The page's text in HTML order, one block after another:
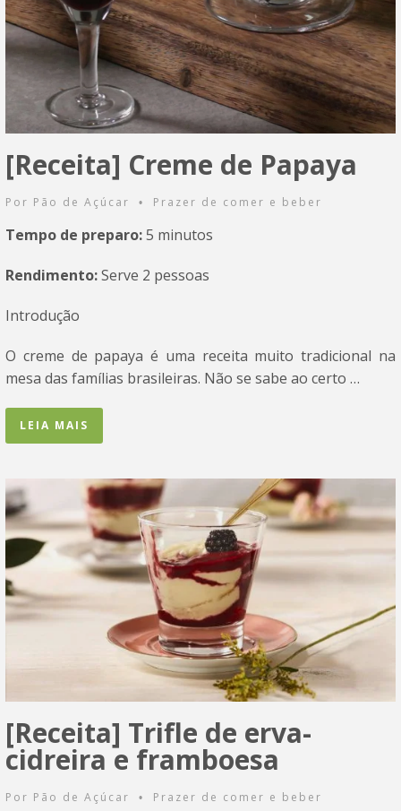
[Receita] Creme de Papaya
Por Pão de Açúcar • Prazer de comer e beber
Tempo de preparo:5 minutos
Rendimento:Serve 2 pessoas
Introdução
O creme de papaya é uma receita muito tradicional na
mesa das famílias brasileiras. Não se sabe ao certo …
LEIA MAIS
[Receita] Trifle de erva-
cidreira e framboesa
Por Pão de Açúcar • Prazer de comer e beber